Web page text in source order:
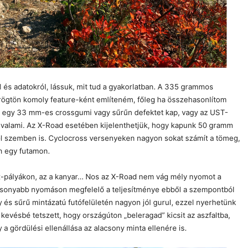
adatokról, lássuk, mit tud a gyakorlatban. A 335 grammos
komoly feature-ként említeném, főleg ha összehasonlítom
33 mm-es crossgumi vagy sűrűn defektet kap, vagy az UST-
Az X-Road esetében kijelenthetjük, hogy kapunk 50 gramm
is. Cyclocross versenyeken nagyon sokat számít a tömeg,
egy futamon.
az a kanyar… Nos az X-Road nem vág mély nyomot a
nyomáson megfelelő a teljesítménye ebből a szempontból
és sűrű mintázatú futófelületén nagyon jól gurul, ezzel nyerhetünk
tetszett, hogy országúton „beleragad” kicsit az aszfaltba,
gördülési ellenállása az alacsony minta ellenére is.